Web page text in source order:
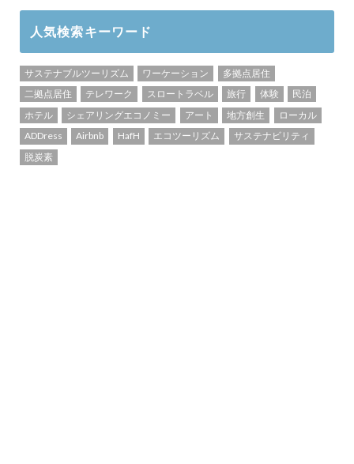
人気検索キーワード
サステナブルツーリズム ワーケーション
多拠点居住
二拠点居住
テレワーク スロートラベル 旅行 体験
民泊
ホテル
シェアリングエコノミー アート 地方創生
ローカル
ADDress
Airbnb HafH エコツーリズム
サステナビリティ
脱炭素